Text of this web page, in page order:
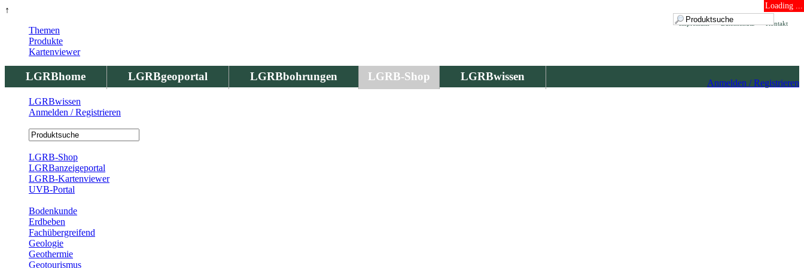
↑ Loading ...
Kontakt
Datenschutz
Impressum
LGRBhome LGRBgeoportal LGRBbohrungen LGRB-Shop LGRBwissen
Anmelden / Registrieren
Themen
Produkte
Kartenviewer
LGRBwissen
Anmelden / Registrieren
LGRB-Shop
LGRBanzeigeportal
LGRB-Kartenviewer
UVB-Portal
Bodenkunde
Erdbeben
Fachübergreifend
Geologie
Geothermie
Geotourismus